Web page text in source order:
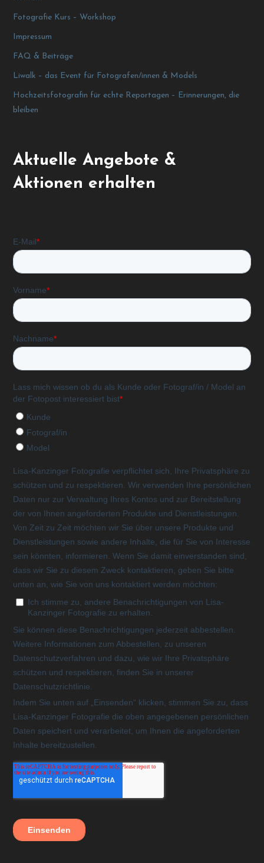
Fotografie Kurs – Workshop
Impressum
FAQ & Beiträge
Liwalk – das Event für Fotografen/innen & Models
Hochzeitsfotografin für echte Reportagen – Erinnerungen, die
bleiben
Aktuelle Angebote &
Aktionen erhalten